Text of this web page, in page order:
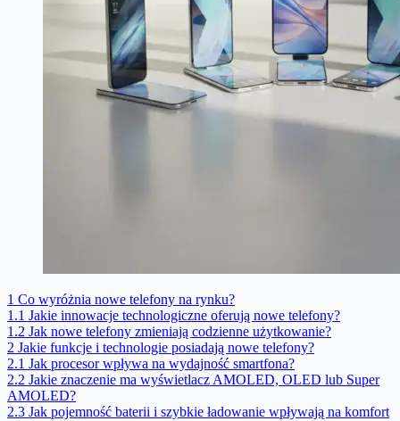
1 Co wyróżnia nowe telefony na rynku?
1.1 Jakie innowacje technologiczne oferują nowe telefony?
1.2 Jak nowe telefony zmieniają codzienne użytkowanie?
2 Jakie funkcje i technologie posiadają nowe telefony?
2.1 Jak procesor wpływa na wydajność smartfona?
2.2 Jakie znaczenie ma wyświetlacz AMOLED, OLED lub Super
AMOLED?
2.3 Jak pojemność baterii i szybkie ładowanie wpływają na komfort